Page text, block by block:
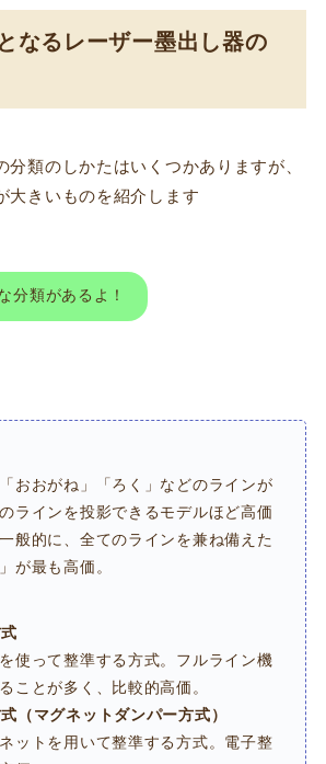
なるレーザー墨出し器の
分類のしかたはいくつかありますが、
大きいものを紹介します
分類があるよ！
「おおがね」「ろく」などのラインが
ラインを投影できるモデルほど高価
般的に、全てのラインを兼ね備えた
が最も高価。
使って整準する方式。フルライン機
ことが多く、比較的高価。
（マグネットダンパー方式）
ットを用いて整準する方式。電子整